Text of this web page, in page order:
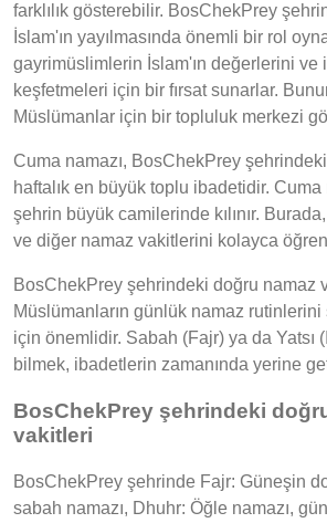
farklılık gösterebilir. BosChekPrey
İslam'ın yayılmasında önemli bir rol
gayrimüslimlerin İslam'ın değerlerini ve
keşfetmeleri için bir fırsat sunarlar.
Müslümanlar için bir topluluk merkezi
Cuma namazı, BosChekPrey
haftalık en büyük toplu ibadetidir.
şehrin büyük camilerinde kılınır.
ve diğer namaz vakitlerini kolayca
BosChekPrey şehrindeki doğru namaz
Müslümanların günlük namaz
için önemlidir. Sabah (Fajr) ya da Yatsı
bilmek, ibadetlerin zamanında yerine
BosChekPrey şehrindeki
vakitleri
BosChekPrey şehrinde Fajr: Güneşin
sabah namazı, Dhuhr: Öğle namazı,